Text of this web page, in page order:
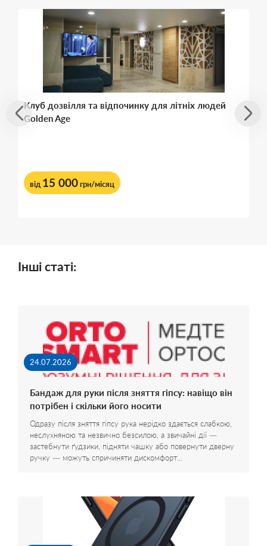
Клуб дозвілля та відпочинку для літніх людей
Golden Age
від 15 000грн/місяц
Інші статі:
24.07.2026
Бандаж для руки після зняття гіпсу: навіщо він
потрібен і скільки його носити
Одразу після зняття гіпсу рука нерідко здається слабкою,
неслухняною та незвично безсилою, а звичайні дії —
застебнути ґудзики, підняти чашку або повернути дверну
ручку — можуть спричиняти дискомфорт…